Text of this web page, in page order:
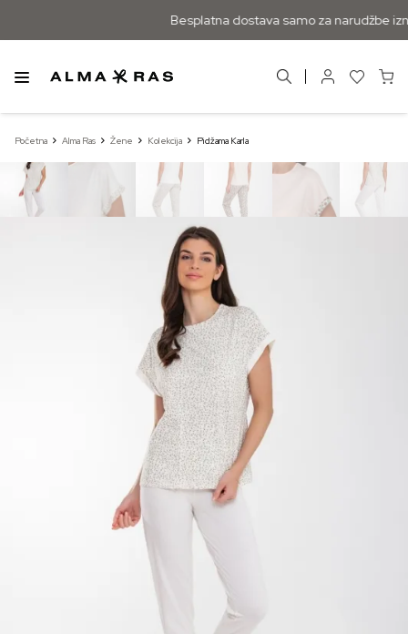
Besplatna dostava samo za narudžbe
Početna Alma Ras Žene Kolekcija Pidžama Karla